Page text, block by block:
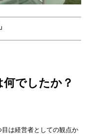
でしたか？
は経営者としての観点か